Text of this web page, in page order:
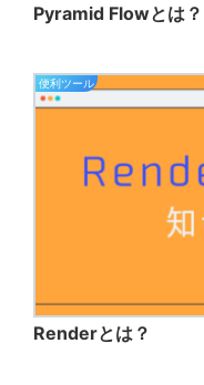
Pyramid Flowとは？
便利ツール
Renderとは？